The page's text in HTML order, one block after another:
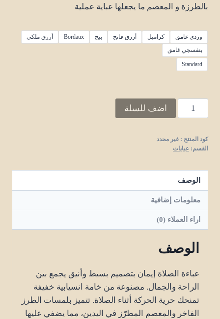
بالطرزة و المعصم ما يجعلها عباية عملية
وردي غامق كراميل أزرق فاتح بيج Bordaux
أزرق ملكي
بنفسجي غامق
Standard
عباية
الصلاة
quantity
اضف للسلة
كود المنتج :غير محدد
القسم: عبايات
الوصف
معلومات إضافية
اراء العملاء (0)
الوصف
عباءة الصلاة إيمان بتصميم بسيط وأنيق يجمع بين
الراحة والجمال. مصنوعة من خامة انسيابية خفيفة
تمنحك حرية الحركة أثناء الصلاة. تتميز بلمسات الطرز
الفاخر والمعصم المطرّز في اليدين، مما يضفي عليها